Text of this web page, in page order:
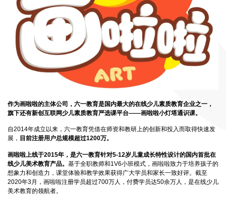
作为画啦啦的主体公司，六一教育是国内最大的在线少儿素质教育企业之一，
旗下还有新创互联网少儿素质教育严选课平台——画啦啦小灯塔通识课。
自2014年成立以来，六一教育凭借在师资和教研上的创新和投入而取得快速发
展， 目前注册用户总规模超过1200万。
画啦啦上线于2015年，是六一教育针对5-12岁儿童成长特性设计的国内首批在
线少儿美术教育产品。 基于全职教师和1V6小班模式，画啦啦致力于培养孩子的
想象力和创造力，课堂体验和教学效果获得广大学员和家长一致好评。截至
2020年3月，画啦啦注册学员超过700万人，付费学员达50余万人，是在线少儿
美术教育的领航者。